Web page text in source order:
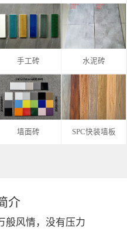
手工砖 水泥砖
墙面砖 SPC快装墙板
介
般风情，没有压力